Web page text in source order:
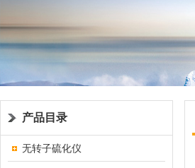
产品目录
无转子硫化仪